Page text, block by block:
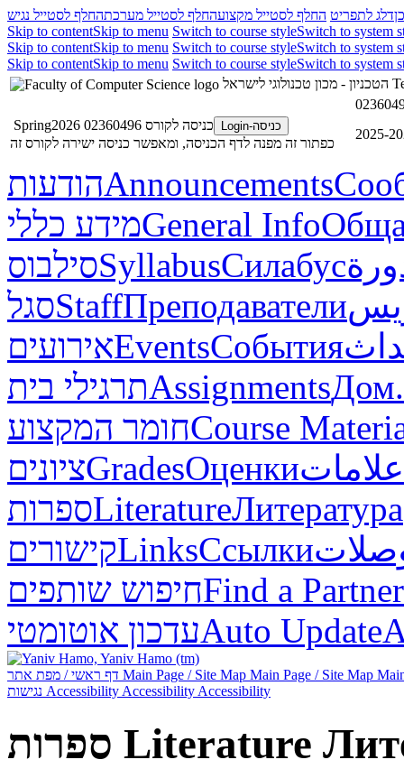
דלג לתפריט החלף לסטייל מקצועהחלף לסטייל מערכתהחלף לסטייל נגיש
Skip to contentSkip to menu Switch to course styleSwitch to system
Skip to contentSkip to menu Switch to course styleSwitch to system
Skip to contentSkip to menu Switch to course styleSwitch to system
כניסה-Login
כניסה לקורס 02360496 Spring2026
כפתור זה מפנה לדף הכניסה, ומאפשר כניסה ישירה לקורס זה
הודעותAnnouncements
מידע כלליGeneral Info
סילבוסSyllabusСилабус
סגלStaffПреподаватели
אירועיםEventsСобытия
תרגילי ביתAssignmentsДом.
חומר המקצועCourse
ציוניםGradesОценкиعلامات
ספרותLiteratureЛитература
קישוריםLinksСсылки
חיפוש שותפיםFind a Partner
עדכון אוטומטיAuto Update
Main Page / Site Map Main Page / Site Map
Accessibility Accessibility Accessibility
ספרות Literature